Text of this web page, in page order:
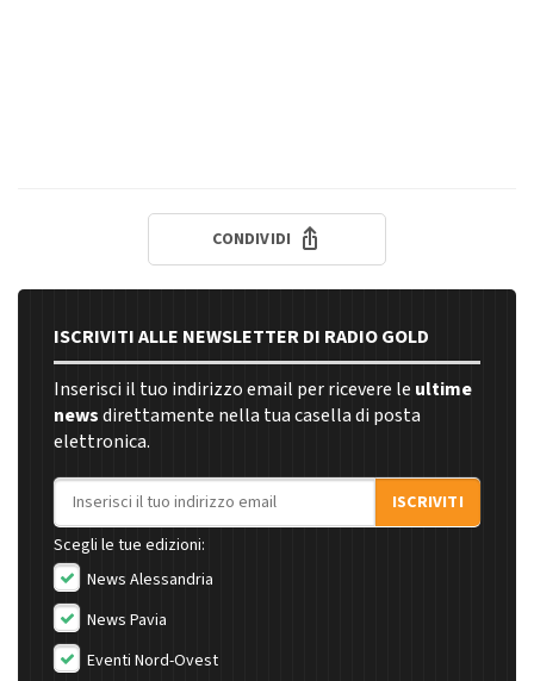
CONDIVIDI
ISCRIVITI ALLE NEWSLETTER DI RADIO GOLD
Inserisci il tuo indirizzo email per ricevere le ultime
newsdirettamente nella tua casella di posta
elettronica.
Indirizzo email
ISCRIVITI
Scegli le tue edizioni:
News Alessandria
News Pavia
Eventi Nord-Ovest